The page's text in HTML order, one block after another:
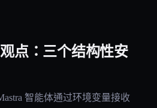
点：三个结构性安
智能体通过环境变量接收